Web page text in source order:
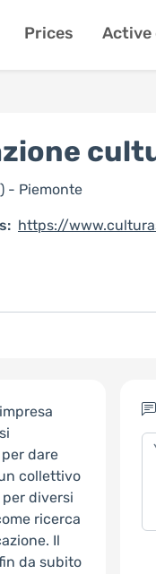
Prices Active
- Piemonte
https://
dare
collettivo
diversi
ricerca
Il
da subito